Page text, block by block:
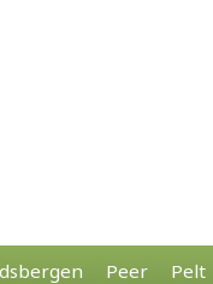
Peer Pelt